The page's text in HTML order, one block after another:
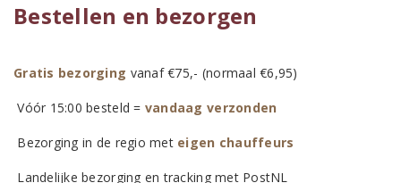
Bestellen en bezorgen
Gratis bezorging vanaf €75,- (normaal €6,95)
Vóór 15:00 besteld = vandaag verzonden
Bezorging in de regio met eigen chauffeurs
Landelijke bezorging en tracking met PostNL